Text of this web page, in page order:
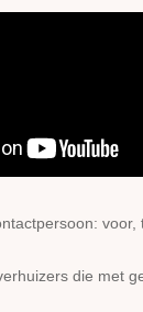
voor,
die met